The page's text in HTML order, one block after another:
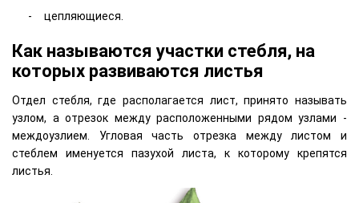
цепляющиеся.
Как называются участки стебля, на
которых развиваются листья
Отдел стебля, где располагается лист, принято называть
узлом, а отрезок между расположенными рядом узлами -
междоузлием. Угловая часть отрезка между листом и
стеблем именуется пазухой листа, к которому крепятся
листья.